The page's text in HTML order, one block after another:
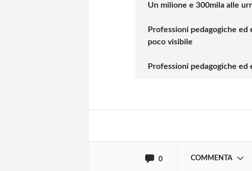
Un milione e 300mila alle
Professioni pedagogiche
poco visibile
Professioni pedagogiche
0 COMMENTA
Solo gli utenti registrati